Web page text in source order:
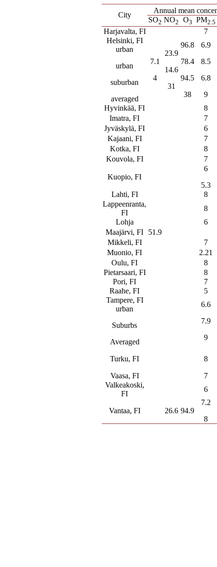
City
Annual mean
SO2 NO2 O3 PM2.5
Harjavalta, FI
7
Helsinki, FI
urban
urban
suburban
averaged
7.1
4
23.9
14.6
31
96.8
78.4
94.5
38
6.9
8.5
6.8
9
Hyvinkää, FI
8
Imatra, FI
7
Jyväskylä, FI
6
Kajaani, FI
7
Kotka, FI
8
Kouvola, FI
7
Kuopio, FI
6
5.3
Lahti, FI
8
Lappeenranta,
FI
8
Lohja
6
Maajärvi, FI
51.9
Mikkeli, FI
7
Muonio, FI
2.21
Oulu, FI
8
Pietarsaari, FI
8
Pori, FI
7
Raahe, FI
5
Tampere, FI
urban
Suburbs
Averaged
6.6
7.9
9
Turku, FI 8
Vaasa, FI
7
Valkeakoski,
FI
6
Vantaa, FI 26.6 94.9
7.2
8